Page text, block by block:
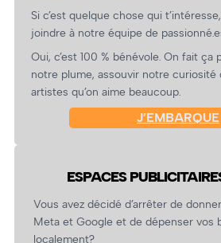
Si c’est quelque chose qui
joindre à notre équipe de
Oui, c’est 100 % bénévole. On fait ça
notre plume, assouvir notre curiosité
artistes qu’on aime beaucoup.
J’EMBARQUE
ESPACES
Vous avez décidé d’arrêter de
Meta et Google et de dépenser vos
localement?